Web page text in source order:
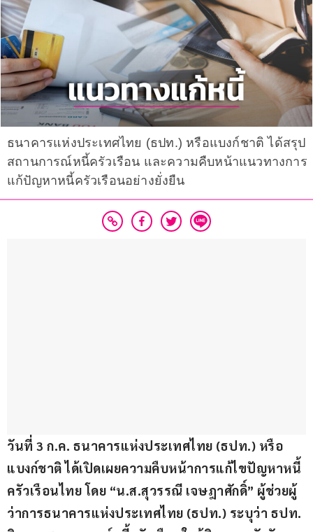
ธนาคารแห่งประเทศไทย (ธปท.) หรือแบงก์ชาติ ได้สรุป
สถานการณ์หนี้ครัวเรือน และความคืบหน้าแนวทางการ
แก้ปัญหาหนี้ครัวเรือนอย่างยั่งยืน
วันที่ 3 ก.ค. ธนาคารแห่งประเทศไทย (ธปท.) หรือ
แบงก์ชาติ ได้เปิดเผยความคืบหน้าการแก้ไขปัญหาหนี้
ครัวเรือนไทย โดย “น.ส.สุวรรณี เจษฎาศักดิ์” ผู้ช่วยผู้
ว่าการธนาคารแห่งประเทศไทย (ธปท.) ระบุว่า ธปท.